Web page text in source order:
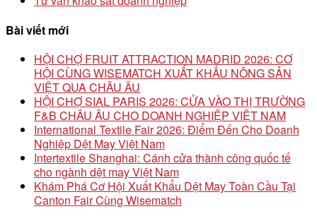
Bài viết mới
HỘI CHỢ FRUIT ATTRACTION MADRID 2026: CƠ
HỘI CÙNG WISEMATCH XUẤT KHẨU NÔNG SẢN
VIỆT QUA CHÂU ÂU
HỘI CHỢ SIAL PARIS 2026: CỬA VÀO THỊ TRƯỜNG
F&B CHÂU ÂU CHO DOANH NGHIỆP VIỆT NAM
International Textile Fair 2026: Điểm Đến Cho Doanh
Nghiệp Dệt May Việt Nam
Intertextile Shanghai: Cánh cửa thành công quốc tế
cho ngành dệt may Việt Nam
Khám Phá Cơ Hội Xuất Khẩu Dệt May Toàn Cầu Tại
Canton Fair Cùng Wisematch